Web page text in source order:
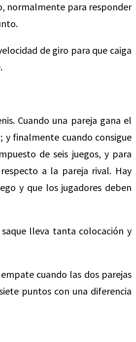
normalmente para responder
de giro para que caiga
Cuando una pareja gana el
y finalmente cuando consigue
de seis juegos, y para
a la pareja rival. Hay
y que los jugadores deben
lleva tanta colocación y
cuando las dos parejas
puntos con una diferencia